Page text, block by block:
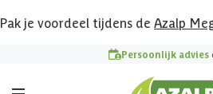
Pak je voordeel tijdens de Azalp
Persoonlijk advies